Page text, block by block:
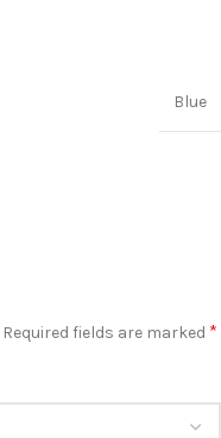
Blue
Required fields are marked *